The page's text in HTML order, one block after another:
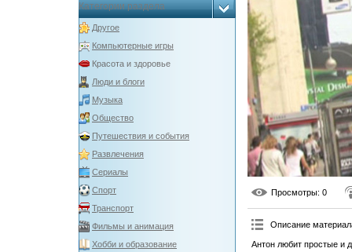
Категории раздела
Другое
Компьютерные игры
Красота и здоровье
Люди и блоги
Музыка
Общество
Путешествия и события
Развлечения
Сериалы
Спорт
Транспорт
Фильмы и анимация
Хобби и образование
Просмотры: 0
Описание
Антон любит простые и